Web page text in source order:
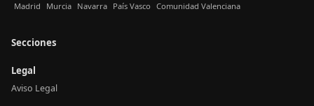
Madrid Murcia Navarra País Vasco Comunidad Valenciana
Secciones
Legal
Aviso Legal